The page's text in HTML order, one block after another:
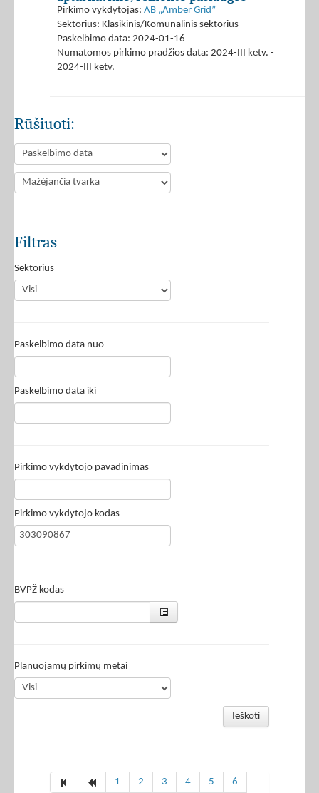
Pirkimo vykdytojas: AB „Amber Grid”
Sektorius: Klasikinis/Komunalinis sektorius
Paskelbimo data: 2024-01-16
Numatomos pirkimo pradžios data: 2024-III ketv. -
2024-III ketv.
Rūšiuoti:
Filtras
Sektorius
Paskelbimo data nuo
Paskelbimo data iki
Pirkimo vykdytojo pavadinimas
Pirkimo vykdytojo kodas
BVPŽ kodas
Planuojamų pirkimų metai
Ieškoti
1 2 3 4 5 6